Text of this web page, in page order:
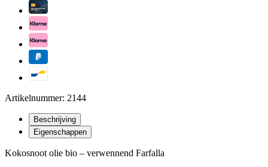
Artikelnummer: 2144
Beschrijving
Eigenschappen
Kokosnoot olie bio – verwennend Farfalla